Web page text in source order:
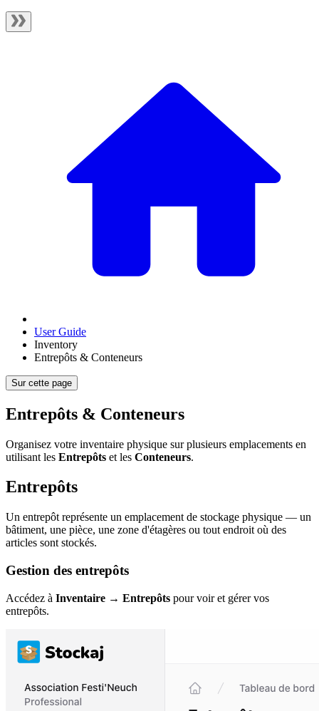
User Guide
Inventory
Entrepôts & Conteneurs
Sur cette page
Entrepôts & Conteneurs
Organisez votre inventaire physique sur plusieurs emplacements en
utilisant les Entrepôts et les Conteneurs.
Entrepôts
Un entrepôt représente un emplacement de stockage physique — un
bâtiment, une pièce, une zone d'étagères ou tout endroit où des
articles sont stockés.
Gestion des entrepôts
Accédez à Inventaire → Entrepôts pour voir et gérer vos
entrepôts.